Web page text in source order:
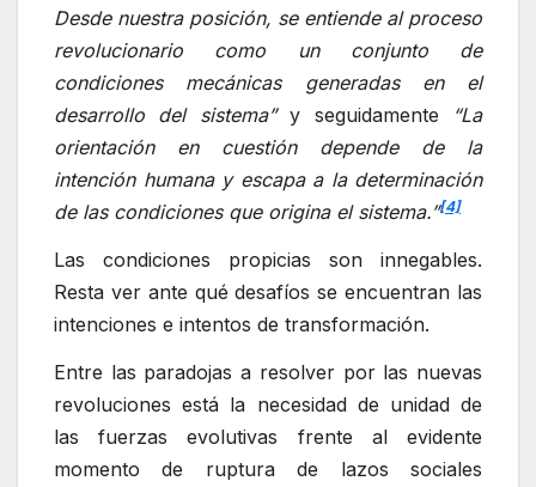
Desde nuestra posición, se entiende al proceso
revolucionario como un conjunto de
condiciones mecánicas generadas en el
desarrollo del sistema”y seguidamente “La
orientación en cuestión depende de la
intención humana y escapa a la determinación
de las condiciones que origina el sistema.”[4]
Las condiciones propicias son innegables.
Resta ver ante qué desafíos se encuentran las
intenciones e intentos de transformación.
Entre las paradojas a resolver por las nuevas
revoluciones está la necesidad de unidad de
las fuerzas evolutivas frente al evidente
momento de ruptura de lazos sociales